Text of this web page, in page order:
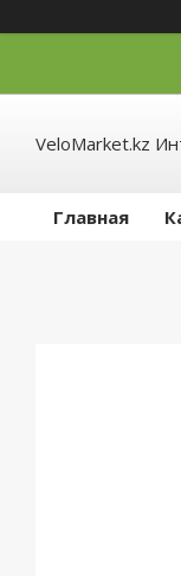
VeloMarket.kz
Главная